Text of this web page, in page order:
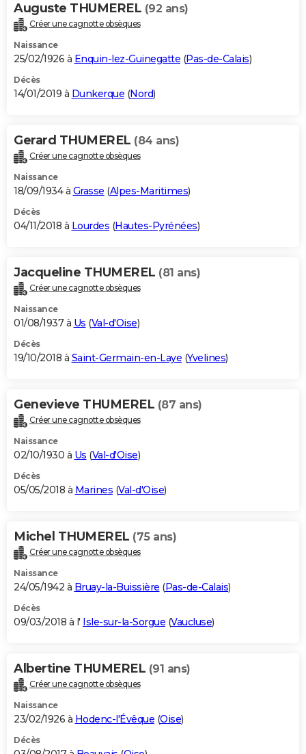
Auguste THUMEREL (92 ans)
Créer une cagnotte obsèques
Naissance
25/02/1926 à Enquin-lez-Guinegatte (Pas-de-Calais)
Décès
14/01/2019 à Dunkerque (Nord)
Gerard THUMEREL (84 ans)
Créer une cagnotte obsèques
Naissance
18/09/1934 à Grasse (Alpes-Maritimes)
Décès
04/11/2018 à Lourdes (Hautes-Pyrénées)
Jacqueline THUMEREL (81 ans)
Créer une cagnotte obsèques
Naissance
01/08/1937 à Us (Val-d'Oise)
Décès
19/10/2018 à Saint-Germain-en-Laye (Yvelines)
Genevieve THUMEREL (87 ans)
Créer une cagnotte obsèques
Naissance
02/10/1930 à Us (Val-d'Oise)
Décès
05/05/2018 à Marines (Val-d'Oise)
Michel THUMEREL (75 ans)
Créer une cagnotte obsèques
Naissance
24/05/1942 à Bruay-la-Buissière (Pas-de-Calais)
Décès
09/03/2018 à l' Isle-sur-la-Sorgue (Vaucluse)
Albertine THUMEREL (91 ans)
Créer une cagnotte obsèques
Naissance
23/02/1926 à Hodenc-l'Évêque (Oise)
Décès